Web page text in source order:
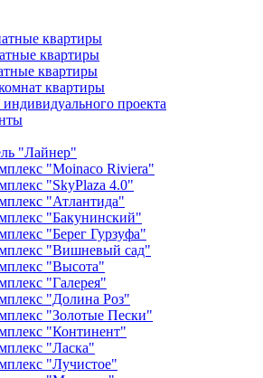
квартиры
квартиры
квартиры
квартиры
проекта
"Лайнер"
"Moinaco Riviera"
"SkyPlaza 4.0"
"Атлантида"
"Бакунинский"
"Берег Гурзуфа"
"Вишневый сад"
"Высота"
"Галерея"
"Долина Роз"
"Золотые Пески"
"Континент"
"Ласка"
"Лучистое"